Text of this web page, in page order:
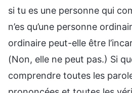
si tu es une personne qui
n’es qu’une personne
ordinaire peut-elle être
(Non, elle ne peut pas.) Si
comprendre toutes les